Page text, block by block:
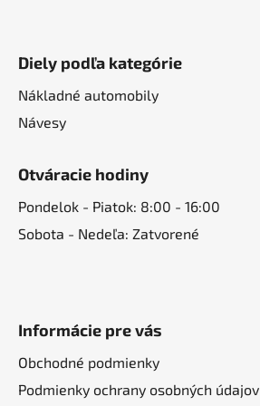
Diely podľa kategórie
Nákladné automobily
Návesy
Otváracie hodiny
Pondelok - Piatok: 8:00 - 16:00
Sobota - Nedeľa: Zatvorené
Informácie pre vás
Obchodné podmienky
Podmienky ochrany osobných údajov